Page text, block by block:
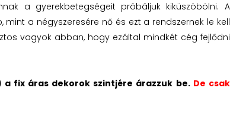
a gyerekbetegségeit próbáljuk kiküszöbölni. A
a négyszeresére nő és ezt a rendszernek le kell
vagyok abban, hogy ezáltal mindkét cég fejlődni
a fix áras dekorok szintjére árazzuk be. De csak